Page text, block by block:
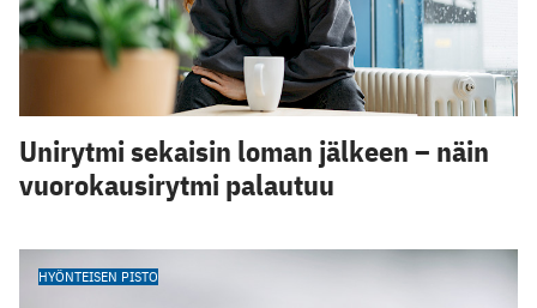
Unirytmi sekaisin loman jälkeen – näin
vuorokausirytmi palautuu
HYÖNTEISEN PISTO